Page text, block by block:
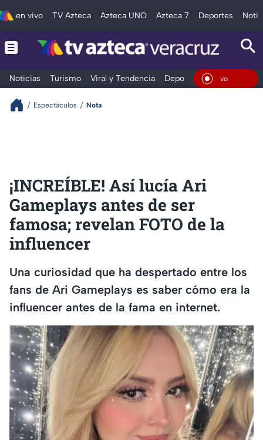
en vivo TV Azteca Azteca UNO Azteca 7 Deportes
Noticias Turismo Viral y Tendencia Deportes Espectáculos
En
Espectáculos Nota
¡INCREÍBLE! Así lucía Ari
Gameplays antes de ser
famosa; revelan FOTO de la
influencer
Una curiosidad que ha despertado entre los
fans de Ari Gameplays es saber cómo era la
influencer antes de la fama en internet.